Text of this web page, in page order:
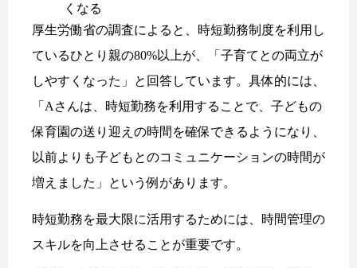
くなる
厚生労働省の調査によると、時短勤務制度を利用し
ているひとり親の80%以上が、「子育てとの両立が
しやすくなった」と回答しています。具体的には、
「Aさんは、時短勤務を利用することで、子どもの
保育園の送り迎えの時間を確保できるようになり、
以前よりも子どもとのコミュニケーションの時間が
増えました」という例があります。
時短勤務を最大限に活用するためには、時間管理の
スキルを向上させることが重要です。